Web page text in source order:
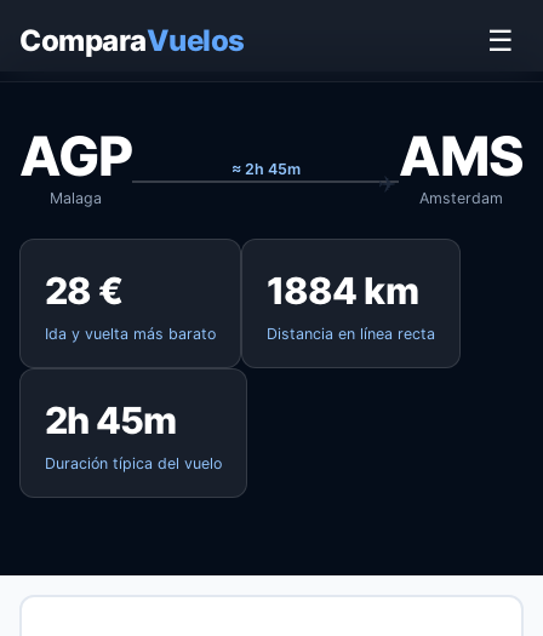
ComparaVuelos ☰
AGP
Malaga
≈ 2h 45m AMS
Amsterdam
28 €
Ida y vuelta más barato
1884 km
Distancia en línea recta
2h 45m
Duración típica del vuelo